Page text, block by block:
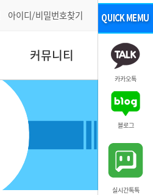
아이디/비밀번호찾기
커뮤니티
카카오톡
블로그
실시간톡톡